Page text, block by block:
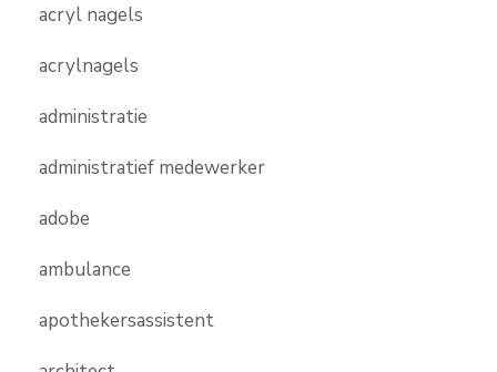
acryl nagels
acrylnagels
administratie
administratief medewerker
adobe
ambulance
apothekersassistent